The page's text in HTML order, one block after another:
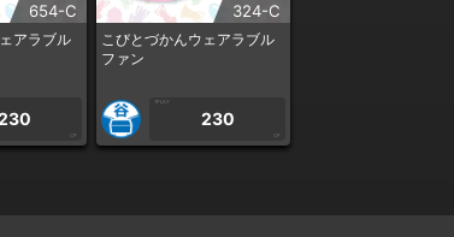
654-C
アラブル
CP
324-C
こびとづかんウェアラブル
ファン
1PLAY
230
CP